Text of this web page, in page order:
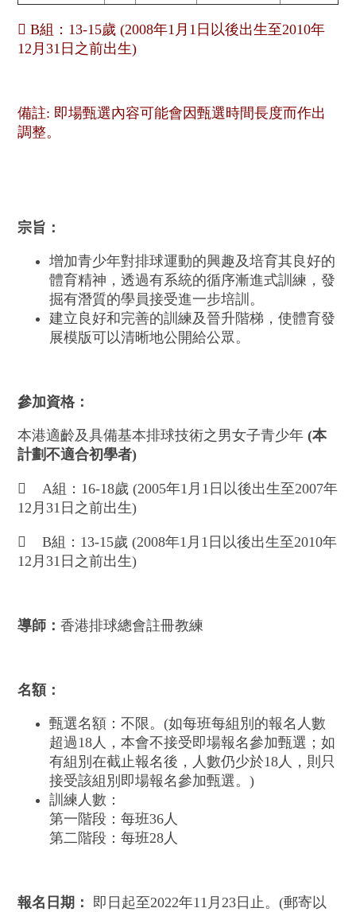
 B組：13-15歲 (2008年1月1日以後出生至2010年
12月31日之前出生)
備註: 即場甄選內容可能會因甄選時間長度而作出
調整。
宗旨：
增加青少年對排球運動的興趣及培育其良好的
體育精神，透過有系統的循序漸進式訓練，發
掘有潛質的學員接受進一步培訓。
建立良好和完善的訓練及晉升階梯，使體育發
展模版可以清晰地公開給公眾。
參加資格：
本港適齡及具備基本排球技術之男女子青少年 (本
計劃不適合初學者)
 A組：16-18歲 (2005年1月1日以後出生至2007年
12月31日之前出生)
 B組：13-15歲 (2008年1月1日以後出生至2010年
12月31日之前出生)
導師： 香港排球總會註冊教練
名額：
甄選名額：不限。(如每班每組別的報名人數
超過18人，本會不接受即場報名參加甄選；如
有組別在截止報名後，人數仍少於18人，則只
接受該組別即場報名參加甄選。)
訓練人數：
第一階段：每班36人
第二階段：每班28人
報名日期：
即日起至2022年11月23日止。(郵寄以